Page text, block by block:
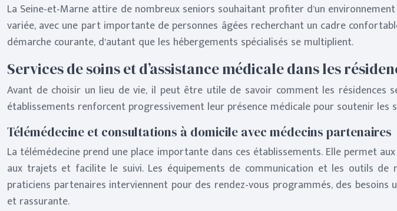
La Seine-et-Marne attire de nombreux seniors souhaitant profiter d’un
variée, avec une part importante de personnes âgées recherchant un cadre
démarche courante, d’autant que les hébergements spécialisés se multiplient.
Services de soins et d’assistance médicale dans les
Avant de choisir un lieu de vie, il peut être utile de savoir comment les résidences
établissements renforcent progressivement leur présence médicale pour soutenir les
Télémédecine et consultations à domicile avec médecins partenaires
La télémédecine prend une place importante dans ces établissements. Elle permet
aux trajets et facilite le suivi. Les équipements de communication et les outils de
praticiens partenaires interviennent pour des rendez-vous programmés, des
et rassurante.